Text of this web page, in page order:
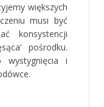
większych
musi być
konsystencji
pośrodku.
wystygnięcia i